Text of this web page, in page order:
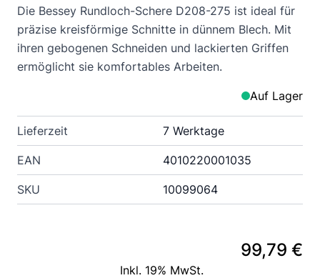
Die Bessey Rundloch-Schere D208-275 ist ideal für
präzise kreisförmige Schnitte in dünnem Blech. Mit
ihren gebogenen Schneiden und lackierten Griffen
ermöglicht sie komfortables Arbeiten.
Auf Lager
Lieferzeit 7 Werktage
EAN 4010220001035
SKU 10099064
99,79 €
Inkl. 19% MwSt.